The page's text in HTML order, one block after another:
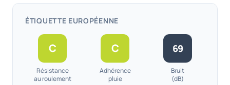
ÉTIQUETTE EUROPÉENNE
C
Résistance
au roulement
C
Adhérence
pluie
69
Bruit
(dB)